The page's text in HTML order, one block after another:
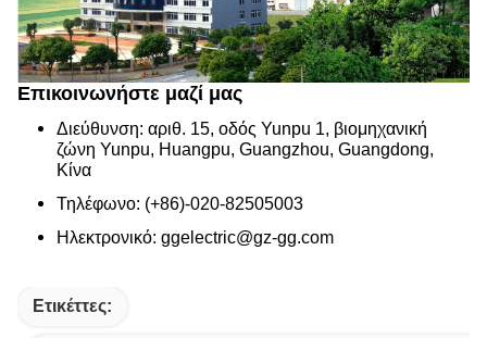
Επικοινωνήστε μαζί μας
Διεύθυνση: αριθ. 15, οδός Yunpu 1, βιομηχανική
ζώνη Yunpu, Huangpu, Guangzhou, Guangdong,
Κίνα
Τηλέφωνο: (+86)-020-82505003
Ηλεκτρονικό: ggelectric@gz-gg.com
Ετικέττες: